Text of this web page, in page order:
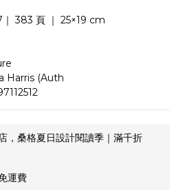
383 頁 ｜ 25×19 cm
Harris (Auth
，桑格夏日設計閱讀季｜滿千折
運費